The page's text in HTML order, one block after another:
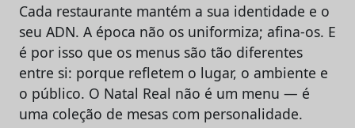
Cada restaurante mantém a sua identidade e o
seu ADN. A época não os uniformiza; afina-os. E
é por isso que os menus são tão diferentes
entre si: porque refletem o lugar, o ambiente e
o público. O Natal Real não é um menu — é
uma coleção de mesas com personalidade.